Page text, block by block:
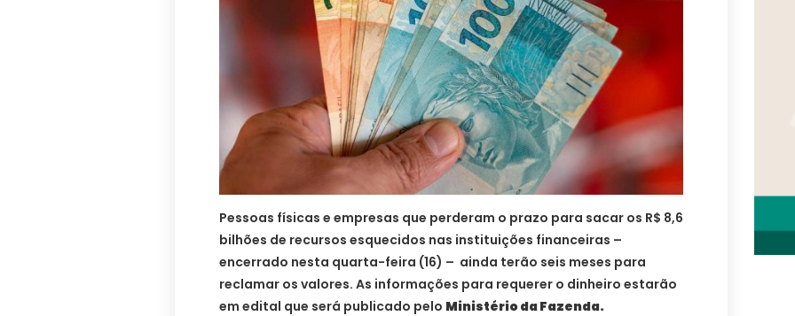
Pessoas físicas e empresas que perderam o prazo para sacar os R$ 8,6
bilhões de recursos esquecidos nas instituições financeiras –
encerrado nesta quarta-feira (16) – ainda terão seis meses para
reclamar os valores. As informações para requerer o dinheiro estarão
em edital que será publicado pelo Ministério da Fazenda.